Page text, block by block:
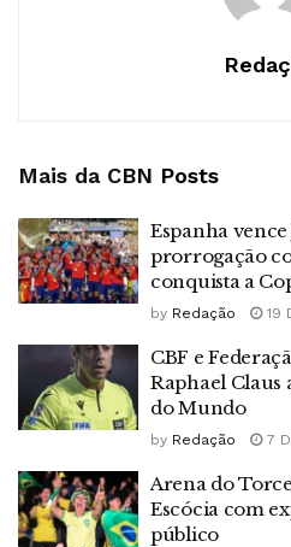
Mais da CBN Posts
Espanha
prorrogação
conquista a
by Redação 19
CBF e
Raphael Claus
do Mundo
by Redação 7
Arena do
Escócia com
público